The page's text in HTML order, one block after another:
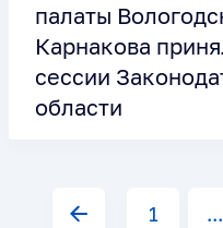
палаты
Карнакова
сессии
области
1 ...